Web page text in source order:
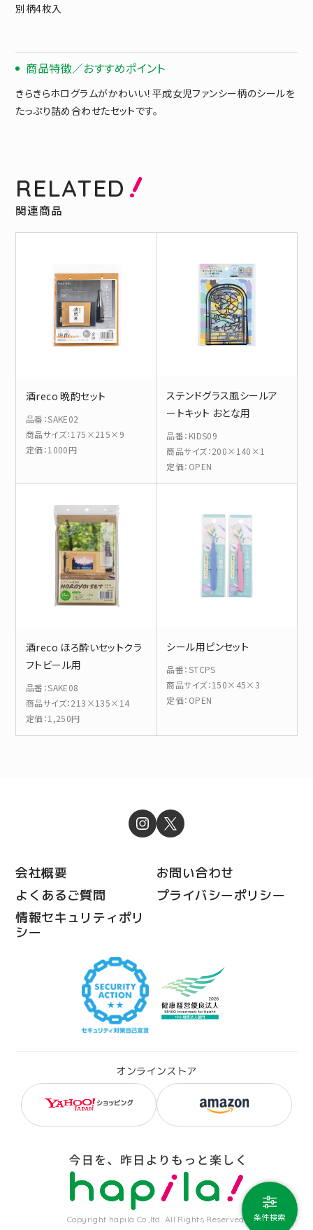
条件検索
別柄4枚入
商品特徴／おすすめポイント
きらきらホログラムがかわいい！平成女児ファンシー柄のシールを
たっぷり詰め合わせたセットです。
RELATED
関連商品
酒reco 晩酌セット
品番 ：SAKE02
商品サイズ：175×215×9
定価：1000円
ステンドグラス風シールア
ートキット おとな用
品番： KIDS09
商品サイズ：200×140×1
定価： OPEN
酒reco ほろ酔いセットクラ
フトビール用
品番 ：SAKE08
商品サイズ：213×135×14
定価：1,250円
シール用ピンセット
品番：STCPS
商品サイズ：150×45×3
定価： OPEN
会社概要
お問い合わせ
よくあるご質問
プライバシーポリシー
情報セキュリティポリ
シー
オンラインストア
Copyright hapila Co.,ltd. All Rights Reserved.